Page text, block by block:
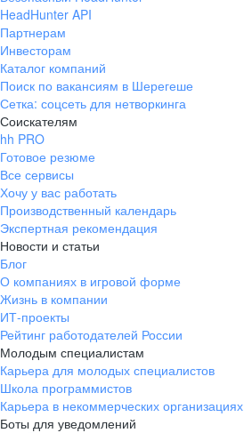
HeadHunter API
Партнерам
Инвесторам
Каталог компаний
Поиск по вакансиям в Шерегеше
Сетка: соцсеть для нетворкинга
Соискателям
hh PRO
Готовое резюме
Все сервисы
Хочу у вас работать
Производственный календарь
Экспертная рекомендация
Новости и статьи
Блог
О компаниях в игровой форме
Жизнь в компании
ИТ-проекты
Рейтинг работодателей России
Молодым специалистам
Карьера для молодых специалистов
Школа программистов
Карьера в некоммерческих организациях
Боты для уведомлений